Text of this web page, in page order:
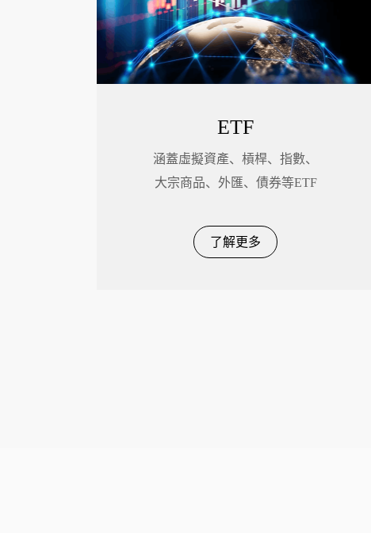
ETF
涵蓋虛擬資產、槓桿、指數、
大宗商品、外匯、債券等ETF
了解更多